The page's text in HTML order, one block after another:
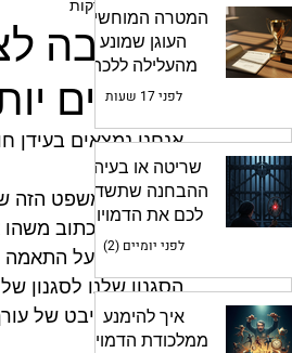
מרתון כתיבה האקדמיה לסופרים
הקשבה
לטובים
אנחנו נמצאים בעידן
מוזר לי, המשפט הזה
התכוונתי לכתוב
על ראפור, על התאמה
הסגנון שלנו לסגנון
במיוחד בהיבט של
המטרה המוחשית:
העוגן שמונע
מהעלילה ללכת
לאיבודלפני 17 שעות
שריטה או בעיה?
ההבחנה שתשדרג
לכם את הדמויות
לפני יומיים (2)
איך להימנע
ממלכודת הדמויות